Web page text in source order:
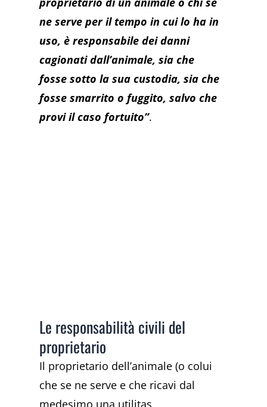
ne serve per il tempo in cui lo ha in
uso, è responsabile dei danni
cagionati dall’animale, sia che
fosse sotto la sua custodia, sia che
fosse smarrito o fuggito, salvo che
provi il caso fortuito”.
Le responsabilità civili del
proprietario
Il proprietario dell’animale (o colui
che se ne serve e che ricavi dal
medesimo una utilitas,